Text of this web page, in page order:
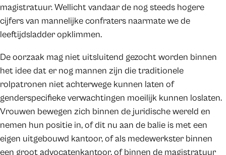
magistratuur. Wellicht vandaar de nog steeds hogere
cijfers van mannelijke confraters naarmate we de
leeftijdsladder opklimmen.
De oorzaak mag niet uitsluitend gezocht worden binnen
het idee dat er nog mannen zijn die traditionele
rolpatronen niet achterwege kunnen laten of
genderspecifieke verwachtingen moeilijk kunnen loslaten.
Vrouwen bewegen zich binnen de juridische wereld en
nemen hun positie in, of dit nu aan de balie is met een
eigen uitgebouwd kantoor, of als medewerkster binnen
een groot advocatenkantoor, of binnen de magistratuur